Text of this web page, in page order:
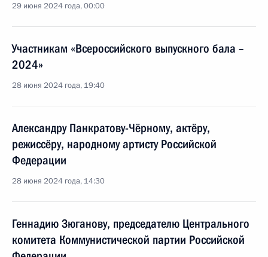
29 июня 2024 года, 00:00
Участникам «Всероссийского выпускного бала –
2024»
28 июня 2024 года, 19:40
Александру Панкратову-Чёрному, актёру,
режиссёру, народному артисту Российской
Федерации
28 июня 2024 года, 14:30
Геннадию Зюганову, председателю Центрального
комитета Коммунистической партии Российской